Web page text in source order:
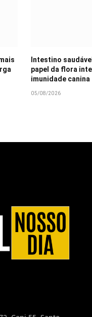
Intestino
papel da flora
imunidade canina
05/08/2026